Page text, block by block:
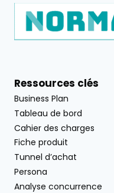
Ressources clés
Business Plan
Tableau de bord
Cahier des charges
Fiche produit
Tunnel d’achat
Persona
Analyse concurrence